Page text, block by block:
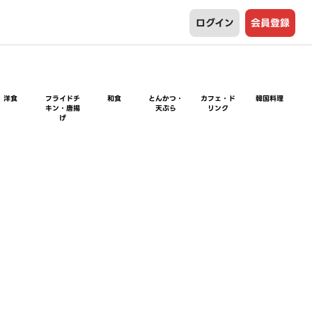
ログイン 会員登録
洋食
フライドチ
キン・唐揚
げ
和食
とんかつ・
天ぷら
カフェ・ド
リンク
韓国料理